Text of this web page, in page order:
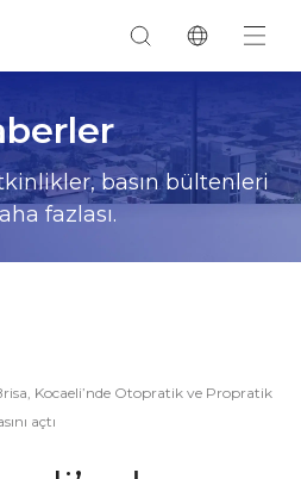
basın bültenleri
fazlası.
Kocaeli’nde Otopratik ve Propratik
açtı